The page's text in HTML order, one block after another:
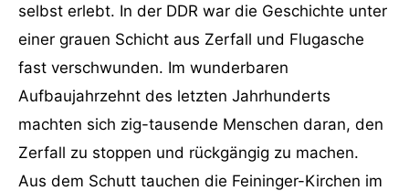
selbst erlebt. In der DDR war die Geschichte unter
einer grauen Schicht aus Zerfall und Flugasche
fast verschwunden. Im wunderbaren
Aufbaujahrzehnt des letzten Jahrhunderts
machten sich zig-tausende Menschen daran, den
Zerfall zu stoppen und rückgängig zu machen.
Aus dem Schutt tauchen die Feininger-Kirchen im